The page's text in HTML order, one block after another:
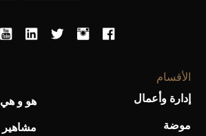
الأقسام
إدارة وأعمال
موضة
هو و هي
مشاهير